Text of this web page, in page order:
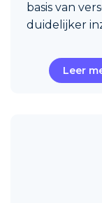
basis van
duidelijker
Leer